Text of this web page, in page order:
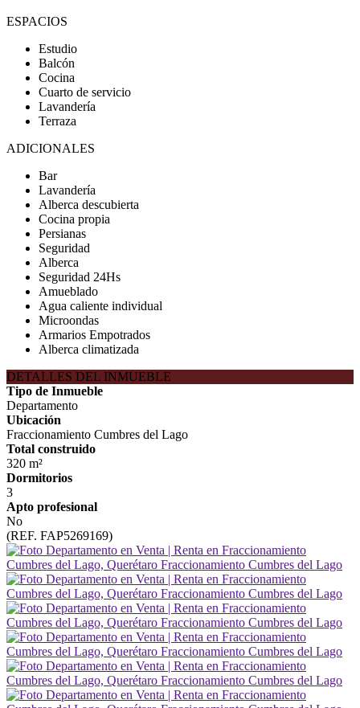
ESPACIOS
Estudio
Balcón
Cocina
Cuarto de servicio
Lavandería
Terraza
ADICIONALES
Bar
Lavandería
Alberca descubierta
Cocina propia
Persianas
Seguridad
Alberca
Seguridad 24Hs
Amueblado
Agua caliente individual
Microondas
Armarios Empotrados
Alberca climatizada
DETALLES DEL INMUEBLE
Tipo de Inmueble
Departamento
Ubicación
Fraccionamiento Cumbres del Lago
Total construido
320 m²
Dormitorios
3
Apto profesional
No
(REF. FAP5269169)